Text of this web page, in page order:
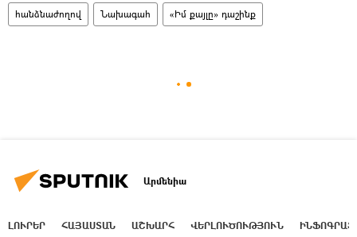
հանձնաժողով Նախագահ «Իմ քայլը» դաշինք
Արմենիա
ԼՈՒՐԵՐ ՀԱՅԱՍՏԱՆ ԱՇԽԱՐՀ ՎԵՐԼՈՒԾՈՒԹՅՈՒՆ